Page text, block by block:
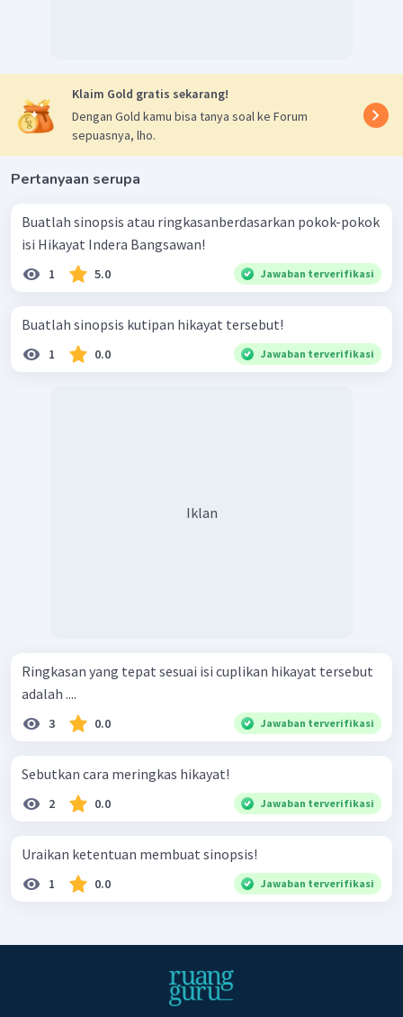
Klaim Gold gratis sekarang!
Dengan Gold kamu bisa tanya soal ke Forum
sepuasnya, lho.
Pertanyaan serupa
Buatlah sinopsis atau ringkasanberdasarkan pokok-pokok
isi Hikayat Indera Bangsawan!
1 5.0 Jawaban terverifikasi
Buatlah sinopsis kutipan hikayat tersebut!
1 0.0 Jawaban terverifikasi
Iklan
Ringkasan yang tepat sesuai isi cuplikan hikayat tersebut
adalah ....
3 0.0 Jawaban terverifikasi
Sebutkan cara meringkas hikayat!
2 0.0 Jawaban terverifikasi
Uraikan ketentuan membuat sinopsis!
1 0.0 Jawaban terverifikasi